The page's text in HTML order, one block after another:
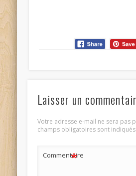
Laisser un
Votre adresse e-mail ne sera pas
champs obligatoires sont
Commentaire
*